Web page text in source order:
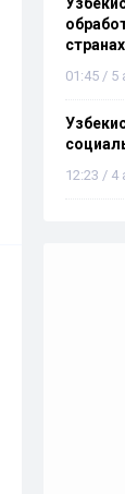
странах
01:45 / 5
12:23 / 4